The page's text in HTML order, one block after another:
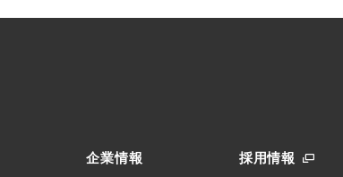
企業情報 採用情報